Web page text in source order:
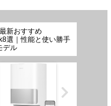
新おすすめ
選｜性能と使い勝手
デル